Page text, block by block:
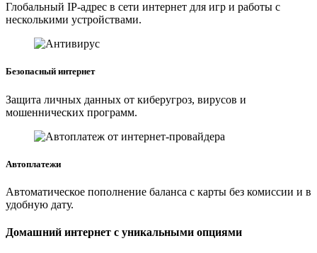
Глобальный IP-адрес в сети интернет для игр и работы с
несколькими устройствами.
Безопасный интернет
Защита личных данных от киберугроз, вирусов и
мошеннических программ.
Автоплатежи
Автоматическое пополнение баланса с карты без комиссии и в
удобную дату.
Домашний интернет с уникальными опциями